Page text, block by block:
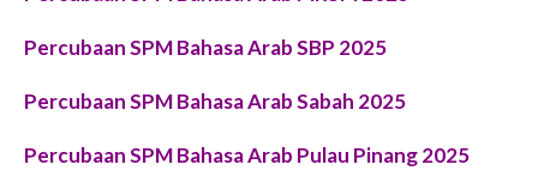
Percubaan SPM Bahasa Arab SBP 2025
Percubaan SPM Bahasa Arab Sabah 2025
Percubaan SPM Bahasa Arab Pulau Pinang 2025